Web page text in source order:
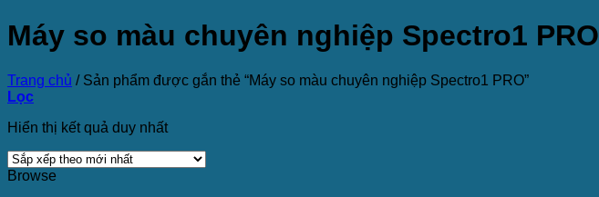
Máy so màu chuyên nghiệp Spectro1 PRO
Trang chủ /Sản phẩm được gắn thẻ “Máy so màu chuyên nghiệp Spectro1 PRO”
Lọc
Hiển thị kết quả duy nhất
Browse